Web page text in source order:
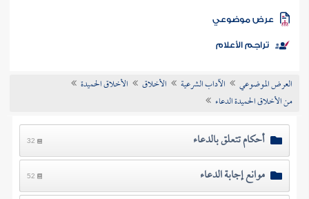
الكتب
موضوعي
تراجم الأعلام
العرض الموضوعي الآداب الشرعية الأخلاق
الأخلاق الحميدة
من الأخلاق الحميدة الدعاء
أحكام تتعلق بالدعاء 32
موانع إجابة الدعاء 52